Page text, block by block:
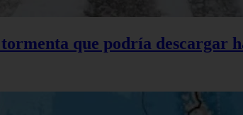
que podría descargar